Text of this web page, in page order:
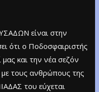
είναι στην
ότι ο Ποδοσφαιριστής
και την νέα σεζόν
τους ανθρώπους της
του εύχεται